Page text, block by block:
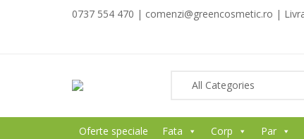
0737 554 470 | comenzi@greencosmetic.ro |
Oferte speciale Fata Corp Par